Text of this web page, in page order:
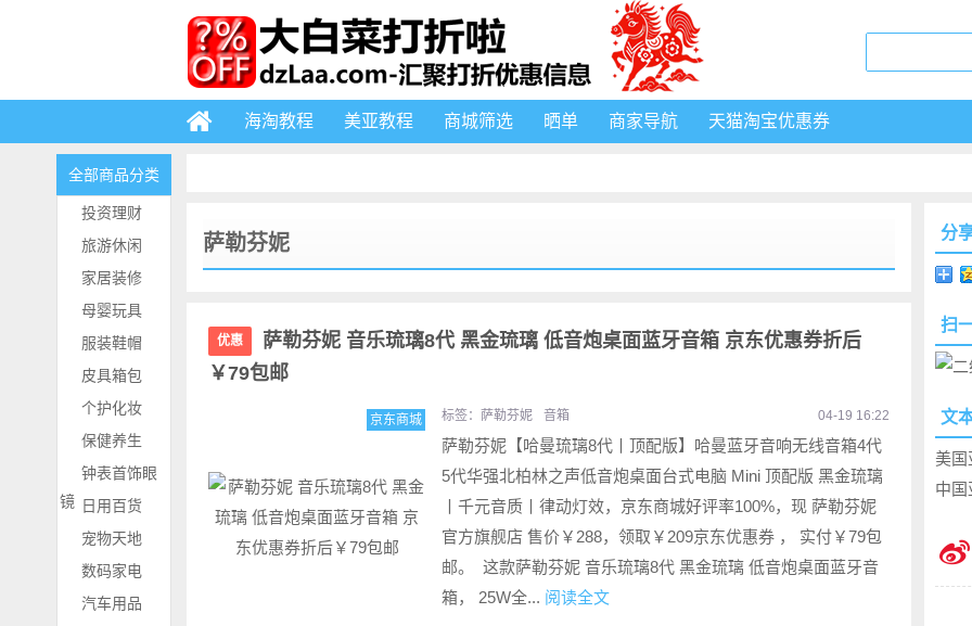
海淘教程 美亚教程 商城筛选 晒单 商家导航 天猫淘宝优惠券
全部商品分类
投资理财
旅游休闲
家居装修
母婴玩具
服装鞋帽
皮具箱包
个护化妆
保健养生
钟表首饰眼
镜 日用百货
宠物天地
数码家电
汽车用品
萨勒芬妮
优惠
萨勒芬妮 音乐琉璃8代 黑金琉璃 低音炮桌面蓝牙音箱 京东优惠券折后
￥79包邮
京东商城 标签： 萨勒芬妮 音箱 04-19 16:22
萨勒芬妮【哈曼琉璃8代丨顶配版】哈曼蓝牙音响无线音箱4代
5代华强北柏林之声低音炮桌面台式电脑 Mini 顶配版 黑金琉璃
丨千元音质丨律动灯效，京东商城好评率100%，现 萨勒芬妮
官方旗舰店 售价￥288，领取￥209京东优惠券 ， 实付￥79包
邮。 这款萨勒芬妮 音乐琉璃8代 黑金琉璃 低音炮桌面蓝牙音
箱， 25W全... 阅读全文
分
扫
文
美国
中国